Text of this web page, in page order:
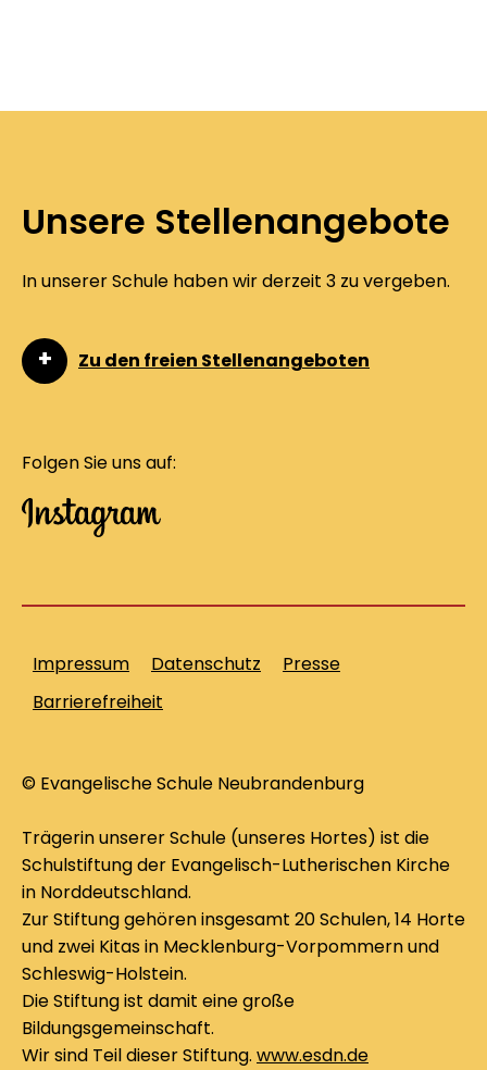
Unsere Stellenangebote
In unserer Schule haben wir derzeit 3 zu vergeben.
Zu den freien Stellenangeboten
Folgen Sie uns auf:
© Evangelische Schule Neubrandenburg
Trägerin unserer Schule (unseres Hortes) ist die
Schulstiftung der Evangelisch-Lutherischen Kirche
in Norddeutschland.
Zur Stiftung gehören insgesamt 20 Schulen, 14 Horte
und zwei Kitas in Mecklenburg-Vorpommern und
Schleswig-Holstein.
Die Stiftung ist damit eine große
Bildungsgemeinschaft.
Wir sind Teil dieser Stiftung. www.esdn.de
Impressum Datenschutz
Presse
Barrierefreiheit